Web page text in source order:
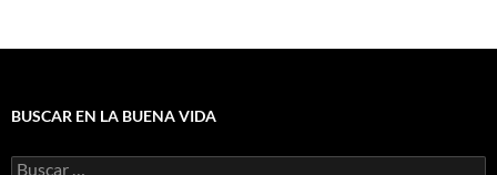
BUSCAR EN LA BUENA VIDA
Buscar: